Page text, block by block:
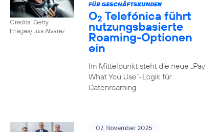
Credits: Getty
Images/Luis Alvarez
FÜR GESCHÄFTSKUNDEN
O2 Telefónica führt
nutzungs­basierte
Roaming-Optionen
ein
Im Mittelpunkt steht die neue „Pay
What You Use“-Logik für
Datenroaming
07. November 2025